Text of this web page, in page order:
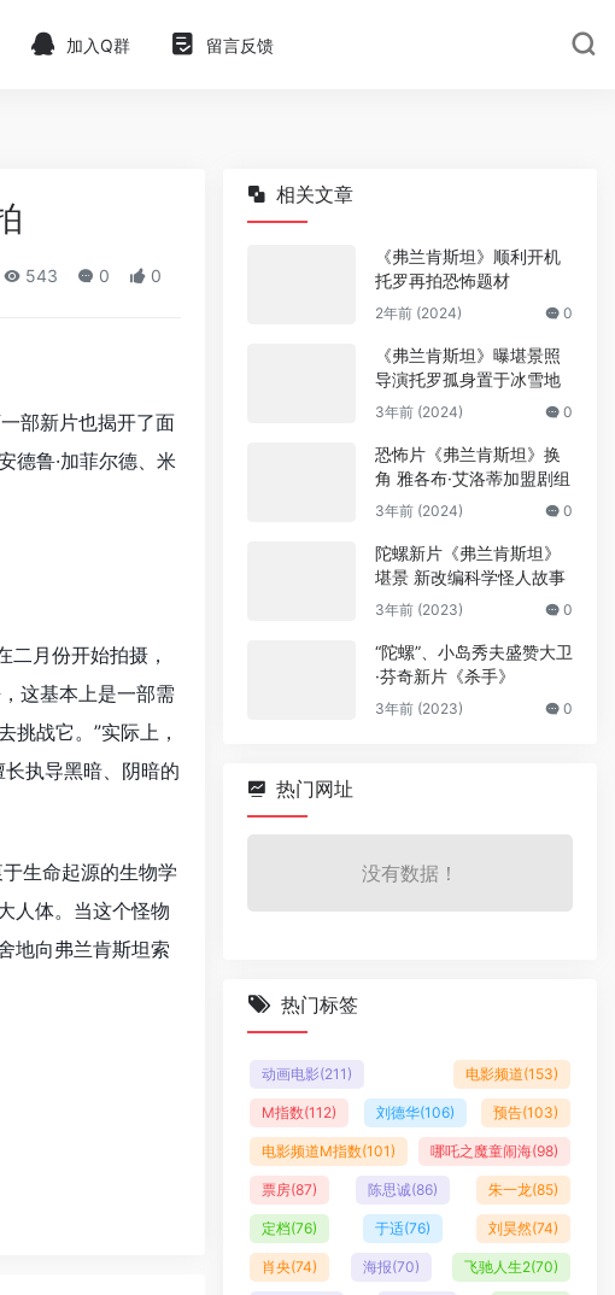
加入Q群 留言反馈
543 0 0
部新片也揭开了面
德鲁·加菲尔德、米
二月份开始拍摄，
这基本上是一部需
战它。”实际上，
执导黑暗、阴暗的
生命起源的生物学
人体。当这个怪物
地向弗兰肯斯坦索
相关文章
《弗兰肯斯坦》顺利开机
托罗再拍恐怖题材
2年前 (2024) 0
《弗兰肯斯坦》曝堪景照
导演托罗孤身置于冰雪地
3年前 (2024) 0
恐怖片《弗兰肯斯坦》换
角 雅各布·艾洛蒂加盟剧组
3年前 (2024) 0
陀螺新片《弗兰肯斯坦》
堪景 新改编科学怪人故事
3年前 (2023) 0
“陀螺”、小岛秀夫盛赞大卫
·芬奇新片《杀手》
3年前 (2023) 0
热门网址
没有数据！
热门标签
动画电影(211) 电影频道(153)
M指数(112) 刘德华(106) 预告(103)
电影频道M指数(101) 哪吒之魔童闹海(98)
票房(87) 陈思诚(86) 朱一龙(85)
定档(76) 于适(76) 刘昊然(74)
肖央(74) 海报(70) 飞驰人生2(70)